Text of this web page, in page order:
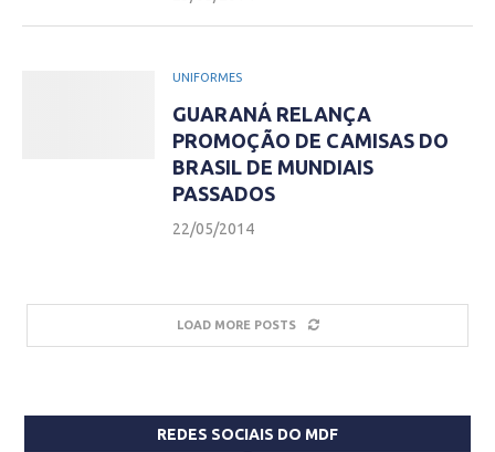
UNIFORMES
GUARANÁ RELANÇA
PROMOÇÃO DE CAMISAS DO
BRASIL DE MUNDIAIS
PASSADOS
22/05/2014
LOAD MORE POSTS
REDES SOCIAIS DO MDF